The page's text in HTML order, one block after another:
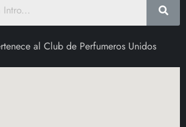
al Club de Perfumeros Unidos